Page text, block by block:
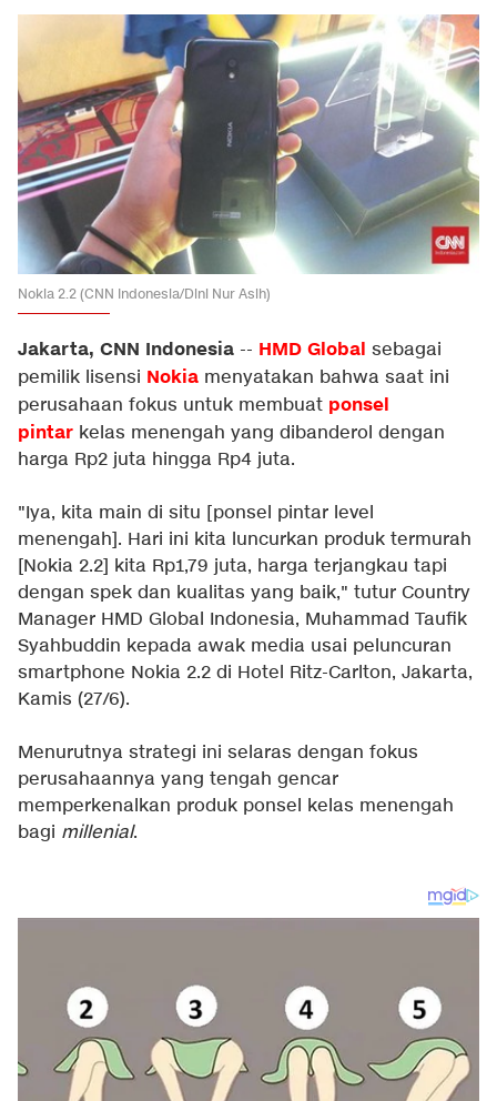
Nokia 2.2 (CNN Indonesia/Dini Nur Asih)
Jakarta, CNN Indonesia -- HMD Global sebagai
pemilik lisensi Nokia menyatakan bahwa saat ini
perusahaan fokus untuk membuat ponsel
pintar kelas menengah yang dibanderol dengan
harga Rp2 juta hingga Rp4 juta.
"Iya, kita main di situ [ponsel pintar level
menengah]. Hari ini kita luncurkan produk termurah
[Nokia 2.2] kita Rp1,79 juta, harga terjangkau tapi
dengan spek dan kualitas yang baik," tutur Country
Manager HMD Global Indonesia, Muhammad Taufik
Syahbuddin kepada awak media usai peluncuran
smartphone Nokia 2.2 di Hotel Ritz-Carlton, Jakarta,
Kamis (27/6).
Menurutnya strategi ini selaras dengan fokus
perusahaannya yang tengah gencar
memperkenalkan produk ponsel kelas menengah
bagi millenial.